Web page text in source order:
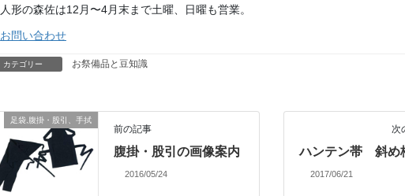
人形の森佐は12月〜4月末まで土曜、日曜も営業。
お問い合わせ
カテゴリー お祭備品と豆知識
足袋,腹掛・股引、手拭
前の記事
腹掛・股引の画像案内
2016/05/24
次
ハンテン帯 斜め
2017/06/21